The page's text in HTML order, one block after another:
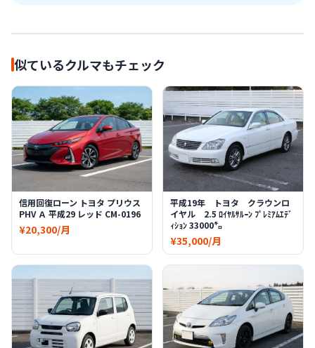
似ているクルマもチェック
信用回復ローン トヨタ プリウス
PHV Ａ 平成29 レッド CM-0196
¥20,300/月
平成19年 トヨタ クラウンロ
イヤル 2.5 ﾛｲﾔﾙｻﾙｰﾝ ﾌﾟﾚﾐｱﾑｴﾃﾞ
ｨｼｮﾝ 33000㌔
¥35,000/月